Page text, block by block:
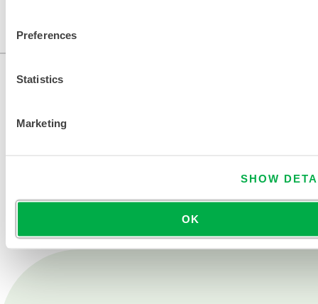
Preferences
Statistics
Marketing
SHOW
OK